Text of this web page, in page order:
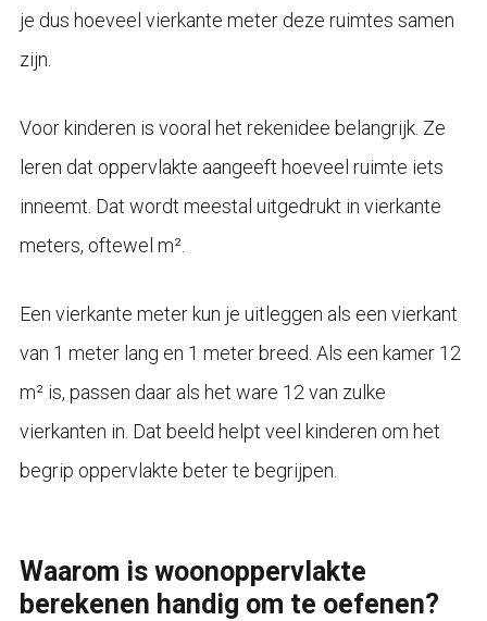
je dus hoeveel vierkante meter deze ruimtes samen
zijn.
Voor kinderen is vooral het rekenidee belangrijk. Ze
leren dat oppervlakte aangeeft hoeveel ruimte iets
inneemt. Dat wordt meestal uitgedrukt in vierkante
meters, oftewel m².
Een vierkante meter kun je uitleggen als een vierkant
van 1 meter lang en 1 meter breed. Als een kamer 12
m² is, passen daar als het ware 12 van zulke
vierkanten in. Dat beeld helpt veel kinderen om het
begrip oppervlakte beter te begrijpen.
Waarom is woonoppervlakte
berekenen handig om te oefenen?